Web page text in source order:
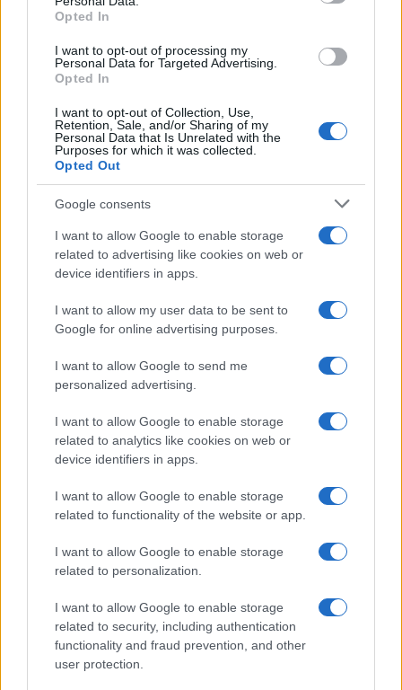
Opted In
I want to opt-out of processing my
Personal Data for Targeted Advertising.
Opted In
I want to opt-out of Collection, Use,
Retention, Sale, and/or Sharing of my
Personal Data that Is Unrelated with the
Purposes for which it was collected.
Opted Out
Google consents
I want to allow Google to enable storage
related to advertising like cookies on web or
device identifiers in apps.
I want to allow my user data to be sent to
Google for online advertising purposes.
I want to allow Google to send me
personalized advertising.
I want to allow Google to enable storage
related to analytics like cookies on web or
device identifiers in apps.
I want to allow Google to enable storage
related to functionality of the website or app.
I want to allow Google to enable storage
related to personalization.
I want to allow Google to enable storage
related to security, including authentication
functionality and fraud prevention, and other
user protection.
valaki jöhet és beszólhat,
lezsidózhat. Csak viselj sapkát,
és akkor biztonságban leszel”.
étteremben
Mázel tov, Salom és Menuchi!
Megházasodott Köves Slomó rabbi
elsőszülött fia